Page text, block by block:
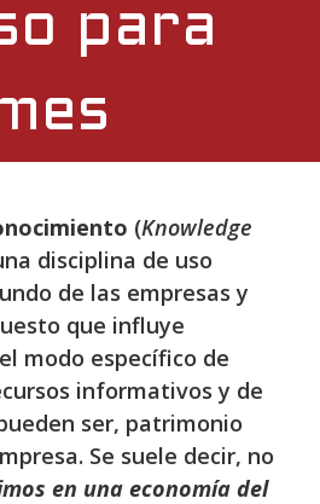
para
(Knowledge
disciplina de uso
de las empresas y
que influye
modo específico de
informativos y de
ser, patrimonio
Se suele decir, no
en una economía del